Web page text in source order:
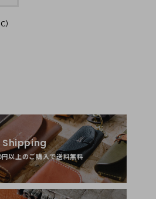
がこないのも良いです。
Shipping
以上のご購入で送料無料